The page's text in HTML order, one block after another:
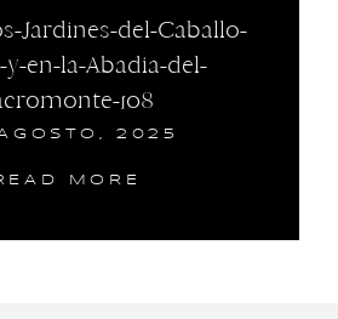
Jardines-del-Caballo-
y-en-la-Abadia-del-
108
2025
MORE